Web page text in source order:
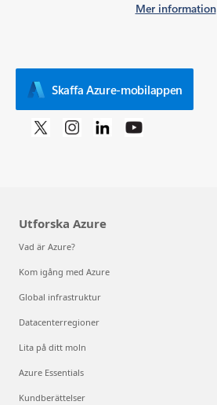
Mer information
Skaffa Azure-mobilappen
Utforska Azure
Vad är Azure?
Kom igång med Azure
Global infrastruktur
Datacenterregioner
Lita på ditt moln
Azure Essentials
Kundberättelser